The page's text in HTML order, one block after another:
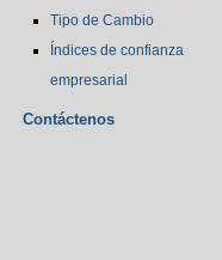
Tipo de Cambio
Índices de confianza
empresarial
Contáctenos